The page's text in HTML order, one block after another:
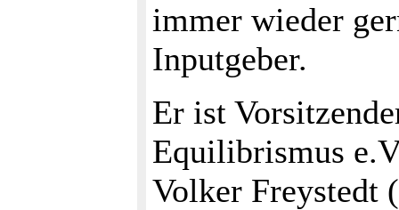
immer wieder
Inputgeber.
Er ist
Equilibrismus
Volker Freystedt